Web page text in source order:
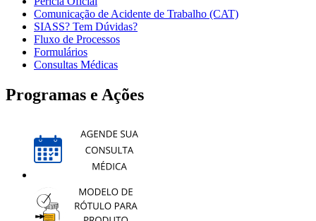
Comunicação de Acidente de Trabalho (CAT)
SIASS? Tem Dúvidas?
Fluxo de Processos
Formulários
Consultas Médicas
Programas e Ações